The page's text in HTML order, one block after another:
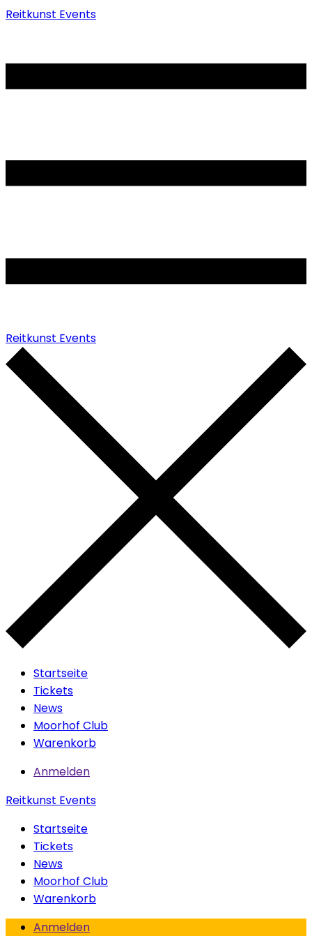
Reitkunst Events
Reitkunst Events
Startseite
Tickets
News
Moorhof Club
Warenkorb
Anmelden
Reitkunst Events
Startseite
Tickets
News
Moorhof Club
Warenkorb
Anmelden